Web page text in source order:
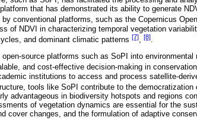
that has demonstrated its ability to generate
conventional platforms, such as the Copernicus
of NDVI in characterizing temporal vegetation
and dominant climatic patterns [7], [8].
source platforms such as SoPI into
and cost-effective decision-making in
institutions to access and process satellite-
tools like SoPI contribute to the
advantageous in biodiversity hotspots and regions
of vegetation dynamics are essential for the
cover changes, and the formulation of adaptive